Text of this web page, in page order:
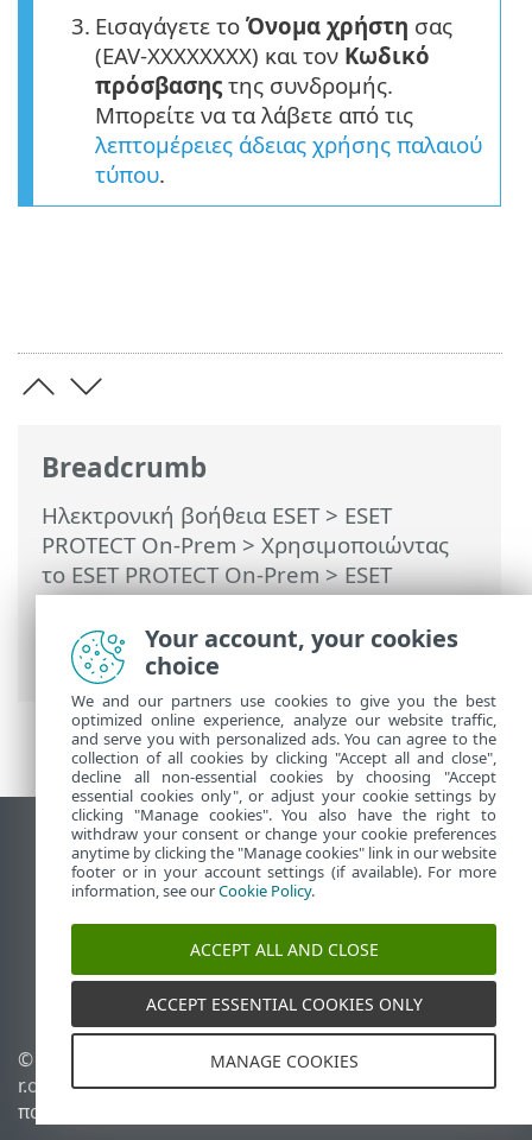
Breadcrumb
Ηλεκτρονική βοήθεια ESET> ESET
PROTECT On-Prem > Χρησιμοποιώντας
το ESET PROTECT On-Prem>ESET
PROTECT On-Prem Κύριο μενού>
Εργασίες
>Εργασίες υπολογιστή-πελάτη
> Ενημέρωση μονάδων εφαρμογής
3. Εισαγάγετε το Όνομα χρήστη σας
(EAV-XXXXXXXX) και τον Κωδικό
πρόσβασης της συνδρομής.
Μπορείτε να τα λάβετε από τις
λεπτομέρειες άδειας χρήσης παλαιού
τύπου.
Προβολή ιστότοπου επιφάνειας εργασίας
End of Life
Γνωσιακή βάση ESET
Ομάδα συζήτησης ESET
ESET Status Portal
Τοπική υποστήριξη
© 1992 - 2026 ESET, spol. s
r.o. - Με την επιφύλαξη
παντός δικαιώματος.
Διαχείριση cookies
Πολιτική cookie
Your account, your cookies
choice
We and our partners use cookies to give you the best
optimized online experience, analyze our website traffic,
and serve you with personalized ads. You can agree to the
collection of all cookies by clicking "Accept all and close",
decline all non-essential cookies by choosing "Accept
essential cookies only", or adjust your cookie settings by
clicking "Manage cookies". You also have the right to
withdraw your consent or change your cookie preferences
anytime by clicking the "Manage cookies" link in our website
footer or in your account settings (if available). For more
information, see ourCookie Policy.
ACCEPT ALL AND CLOSE
ACCEPT ESSENTIAL COOKIES ONLY
MANAGE COOKIES